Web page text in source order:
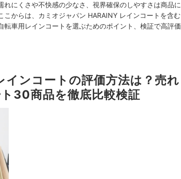
にくさや不快感の少なさ、視界確保のしやすさは商品に
からは、カミオジャパン HARAINY レインコートを含む
車用レインコートを選ぶためのポイント、検証で高評価
ンコートの評価方法は？売れ
30商品を徹底比較検証